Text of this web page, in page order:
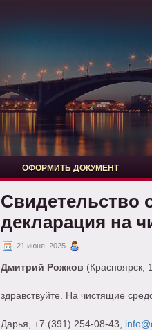
ОФОРМИТЬ ДОКУМЕНТ
Свидетельство
декларация на
21 июня, 2025
Дмитрий Рожков (Красноярск,
здравствуйте. На чистящие
Дарья , +7 (391) 254-08-43,